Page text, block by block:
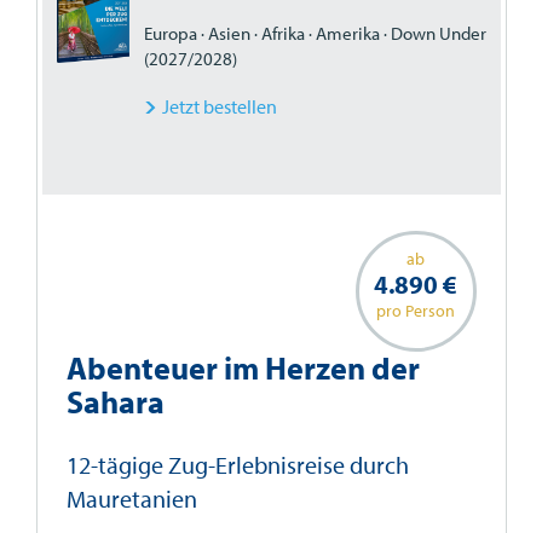
Europa · Asien · Afrika · Amerika · Down Under
(2027/2028)
Jetzt bestellen
ab
4.890 €
pro Person
Abenteuer im Herzen der
Sahara
12-tägige Zug-Erlebnisreise durch
Mauretanien